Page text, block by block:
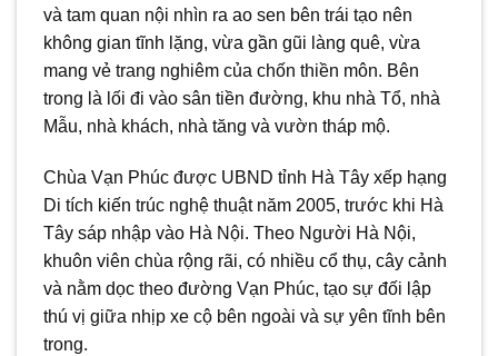
và tam quan nội nhìn ra ao sen bên trái tạo nên
không gian tĩnh lặng, vừa gần gũi làng quê, vừa
mang vẻ trang nghiêm của chốn thiền môn. Bên
trong là lối đi vào sân tiền đường, khu nhà Tổ, nhà
Mẫu, nhà khách, nhà tăng và vườn tháp mộ.
Chùa Vạn Phúc được UBND tỉnh Hà Tây xếp hạng
Di tích kiến trúc nghệ thuật năm 2005, trước khi Hà
Tây sáp nhập vào Hà Nội. Theo Người Hà Nội,
khuôn viên chùa rộng rãi, có nhiều cổ thụ, cây cảnh
và nằm dọc theo đường Vạn Phúc, tạo sự đối lập
thú vị giữa nhịp xe cộ bên ngoài và sự yên tĩnh bên
trong.